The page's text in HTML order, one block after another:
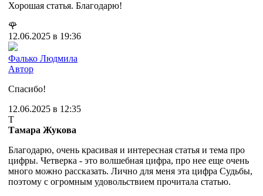
Хорошая статья. Благодарю!
🌹
12.06.2025 в 19:36
Фалько Людмила
Автор
Спасибо!
12.06.2025 в 12:35
Т
Тамара Жукова
Благодарю, очень красивая и интересная статья и тема про
цифры. Четверка - это волшебная цифра, про нее еще очень
много можно рассказать. Лично для меня эта цифра Судьбы,
поэтому с огромным удовольствием прочитала статью.